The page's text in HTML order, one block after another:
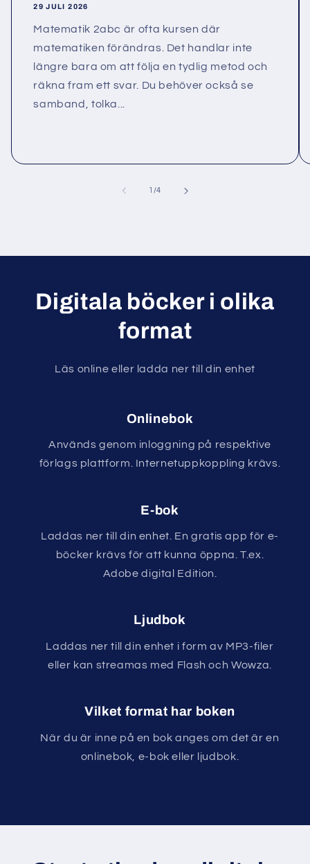
29 JULI 2026
Matematik 2abc är ofta kursen där
matematiken förändras. Det handlar inte
längre bara om att följa en tydlig metod och
räkna fram ett svar. Du behöver också se
samband, tolka...
/av
4
Digitala böcker i olika
format
Läs online eller ladda ner till din enhet
Onlinebok
Används genom inloggning på respektive
förlags plattform. Internetuppkoppling krävs.
E-bok
Laddas ner till din enhet. En gratis app för e-
böcker krävs för att kunna öppna. T.ex.
Adobe digital Edition.
Ljudbok
Laddas ner till din enhet i form av MP3-filer
eller kan streamas med Flash och Wowza.
Vilket format har boken
När du är inne på en bok anges om det är en
onlinebok, e-bok eller ljudbok.